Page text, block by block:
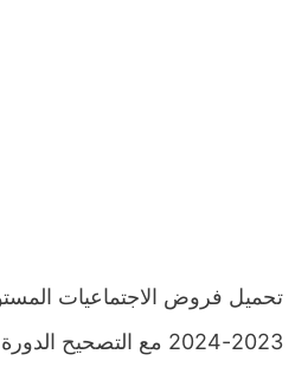
تحميل فروض الاجتماعيات
2023-2024 مع التصحيح